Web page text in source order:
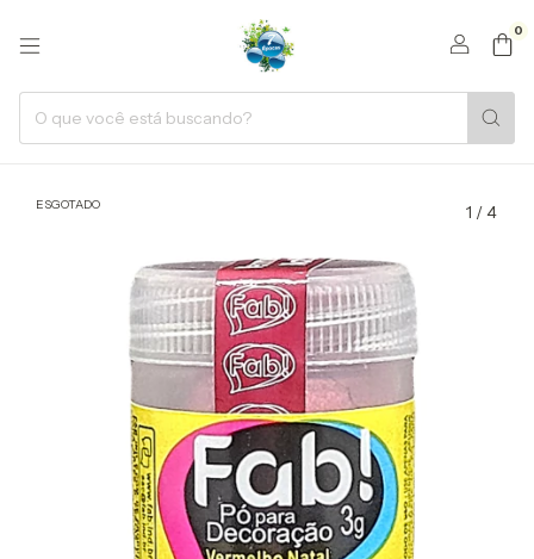
0
ESGOTADO 1 /4